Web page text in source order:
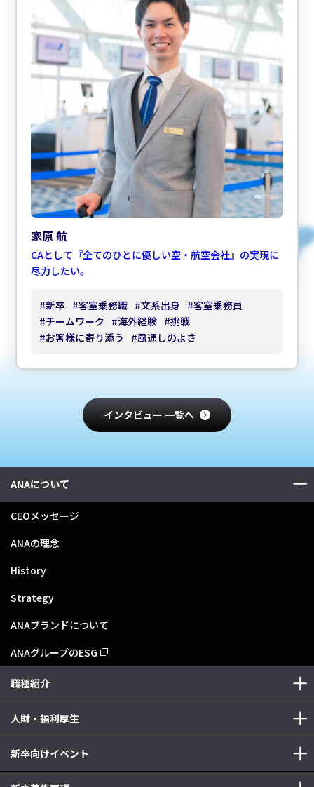
家原 航
CAとして『全てのひとに優しい空・航空会社』の実現に
尽力したい。
#新卒 #客室乗務職 #文系出身 #客室乗務員
#チームワーク #海外経験 #挑戦
#お客様に寄り添う #風通しのよさ
インタビュー 一覧へ
ANAについて
CEOメッセージ
ANAの理念
History
Strategy
ANAブランドについて
ANAグループのESG
職種紹介
人財・福利厚生
新卒向けイベント